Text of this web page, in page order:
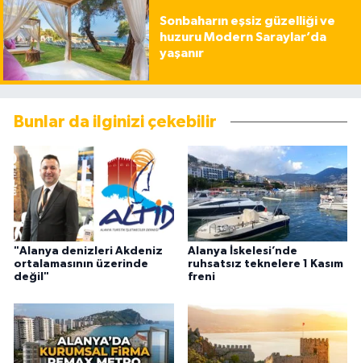
Sonbaharın eşsiz güzelliği ve
huzuru Modern Saraylar’da
yaşanır
Bunlar da ilginizi çekebilir
"Alanya denizleri Akdeniz
ortalamasının üzerinde
değil"
Alanya İskelesi’nde
ruhsatsız teknelere 1 Kasım
freni